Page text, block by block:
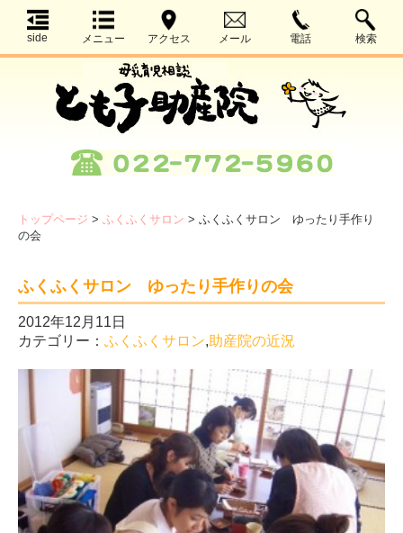
side メニュー アクセス メール 電話 検索
トップページ > ふくふくサロン > ふくふくサロン ゆったり手作り
の会
ふくふくサロン ゆったり手作りの会
2012年12月11日
カテゴリー： ふくふくサロン,助産院の近況